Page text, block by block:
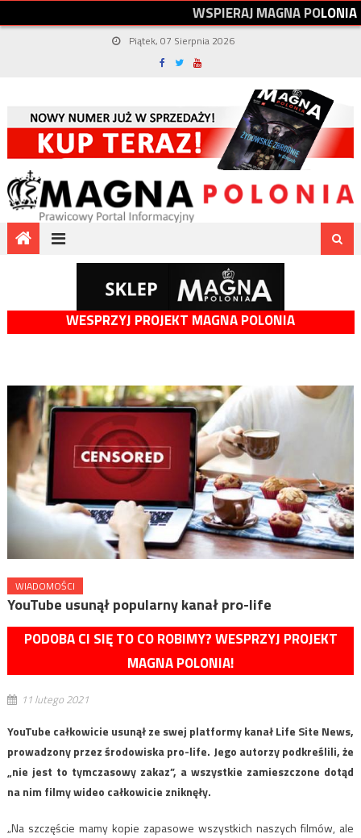
WSPIERAJMAGNAPOLONIA
Piątek, 07 Sierpnia 2026
WESPRZYJ PROJEKT MAGNA POLONIA
WIADOMOŚCI
YouTube usunął popularny kanał pro-life
PODOBA CI SIĘ TO CO ROBIMY? WESPRZYJ PROJEKT
MAGNA POLONIA!
11 lutego 2021
YouTube całkowicie usunął ze swej platformy kanał Life Site News,
prowadzony przez środowiska pro-life. Jego autorzy podkreślili, że
„nie jest to tymczasowy zakaz”, a wszystkie zamieszczone dotąd
na nim filmy wideo całkowicie zniknęły.
„Na szczęście mamy kopie zapasowe wszystkich naszych filmów, ale